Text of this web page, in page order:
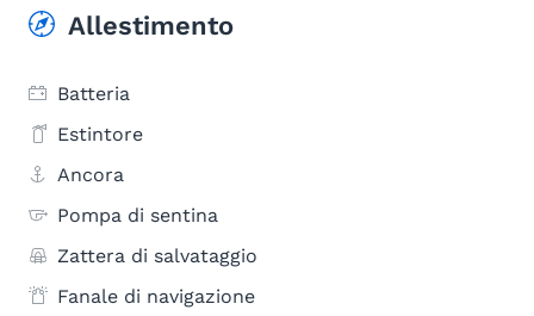
Allestimento
Batteria
Estintore
Ancora
Pompa di sentina
Zattera di salvataggio
Fanale di navigazione